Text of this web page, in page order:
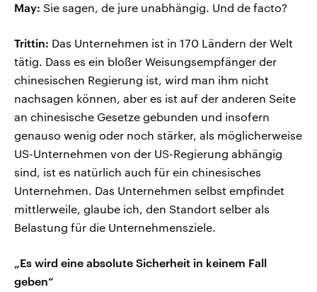
May: Sie sagen, de jure unabhängig. Und de facto?
Trittin: Das Unternehmen ist in 170 Ländern der Welt
tätig. Dass es ein bloßer Weisungsempfänger der
chinesischen Regierung ist, wird man ihm nicht
nachsagen können, aber es ist auf der anderen Seite
an chinesische Gesetze gebunden und insofern
genauso wenig oder noch stärker, als möglicherweise
US-Unternehmen von der US-Regierung abhängig
sind, ist es natürlich auch für ein chinesisches
Unternehmen. Das Unternehmen selbst empfindet
mittlerweile, glaube ich, den Standort selber als
Belastung für die Unternehmensziele.
„Es wird eine absolute Sicherheit in keinem Fall
geben“